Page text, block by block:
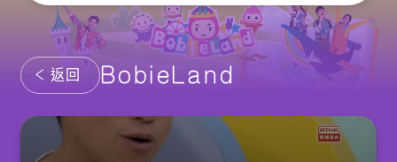
返回 BobieLand